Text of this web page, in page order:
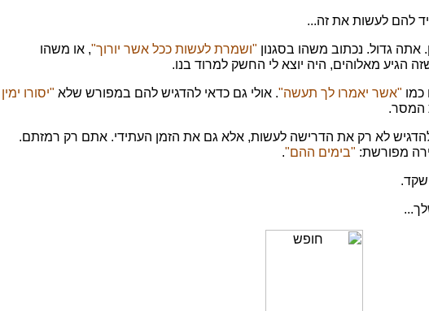
להם לעשות את זה...
גדול. נכתוב משהו בסגנון "ושמרת לעשות ככל אשר יורוך", או משהו
הגיע מאלוהים, היה יוצא לי החשק למרוד בנו.
"אשר יאמרו לך תעשה". אולי גם כדאי להדגיש להם במפורש שלא "יסורו ימין
המסר.
לא רק את הדרישה לעשות, אלא גם את הזמן העתידי. אתם רק רמזתם.
מפורשת: "בימים ההם".
שקד.